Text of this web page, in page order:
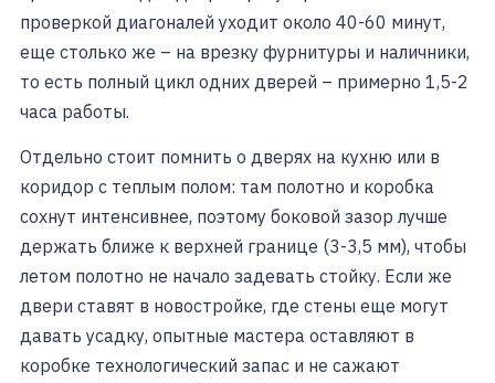
проверкой диагоналей уходит около 40-60 минут,
еще столько же – на врезку фурнитуры и наличники,
то есть полный цикл одних дверей – примерно 1,5-2
часа работы.
Отдельно стоит помнить о дверях на кухню или в
коридор с теплым полом: там полотно и коробка
сохнут интенсивнее, поэтому боковой зазор лучше
держать ближе к верхней границе (3-3,5 мм), чтобы
летом полотно не начало задевать стойку. Если же
двери ставят в новостройке, где стены еще могут
давать усадку, опытные мастера оставляют в
коробке технологический запас и не сажают